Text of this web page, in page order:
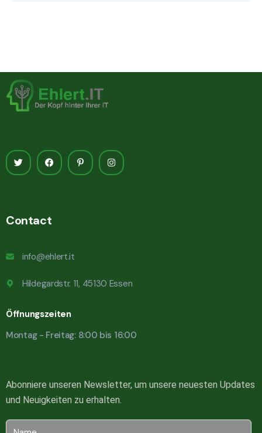
Contact
info@ehlert.it
Hildegardstr. 11, 45130 Essen
Öffnungszeiten
Montag - Freitag: 8:00 bis 16:00
Abonniere unseren Newsletter, um unsere neuesten Updates
und Neuigkeiten zu erhalten.